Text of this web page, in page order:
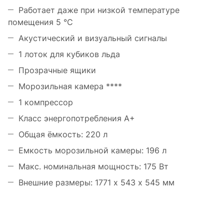
Работает даже при низкой температуре
помещения 5 °С
Акустический и визуальный сигналы
1 лоток для кубиков льда
Прозрачные ящики
Морозильная камера ****
1 компрессор
Класс энергопотребления А+
Общая ёмкость: 220 л
Емкость морозильной камеры: 196 л
Макс. номинальная мощность: 175 Вт
Внешние размеры: 1771 х 543 х 545 мм